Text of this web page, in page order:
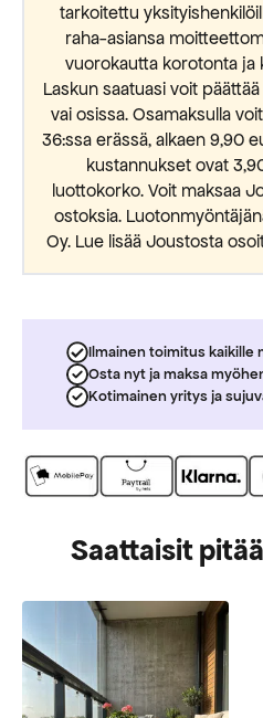
tarkoitettu
raha-asiansa
vuorokautta korotonta ja
Laskun saatuasi voit
vai osissa. Osamaksulla
36:ssa erässä, alkaen 9,90
kustannukset ovat
luottokorko. Voit maksaa
ostoksia.
Oy. Lue lisää Joustosta
Ilmainen toimitus kaikille
Osta nyt ja maksa
Kotimainen yritys ja
Saattaisit